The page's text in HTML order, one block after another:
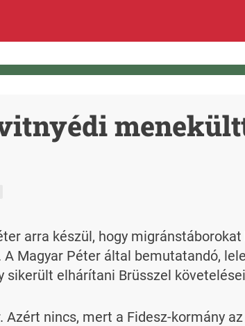
arra készül, hogy
Magyar Péter által bemutatandó,
sikerült elhárítani Brüsszel
nincs, mert a Fidesz-kormány